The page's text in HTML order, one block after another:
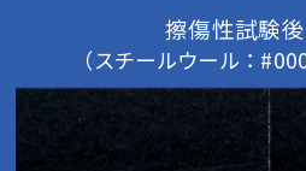
擦傷性試験
（スチールウール：